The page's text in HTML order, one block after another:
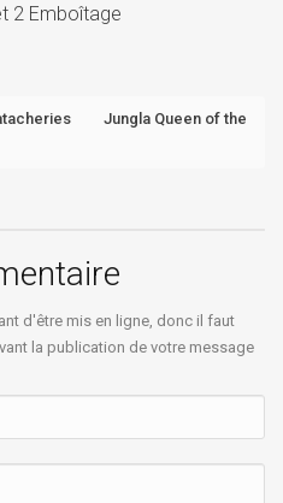
2 Emboîtage
Jungla Queen of the
d'être mis en ligne, donc il faut
la publication de votre message